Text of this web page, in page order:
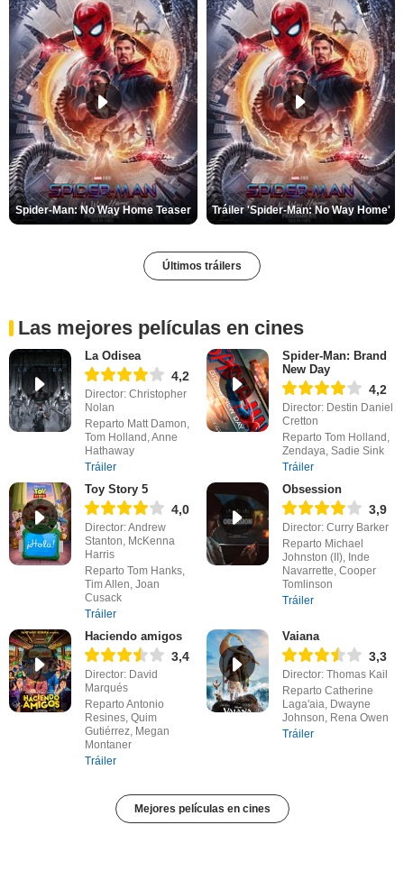
Spider-Man: No Way Home Teaser Tráiler 'Spider-Man: No Way Home'
Últimos tráilers
Las mejores películas en cines
La Odisea
4,2
Director: Christopher
Nolan
Reparto Matt Damon,
Tom Holland, Anne
Hathaway
Tráiler
Spider-Man: Brand
New Day
4,2
Director: Destin Daniel
Cretton
Reparto Tom Holland,
Zendaya, Sadie Sink
Tráiler
Toy Story 5
4,0
Director: Andrew
Stanton, McKenna
Harris
Reparto Tom Hanks,
Tim Allen, Joan
Cusack
Tráiler
Obsession
3,9
Director: Curry Barker
Reparto Michael
Johnston (II), Inde
Navarrette, Cooper
Tomlinson
Tráiler
Haciendo amigos
3,4
Director: David
Marqués
Reparto Antonio
Resines, Quim
Gutiérrez, Megan
Montaner
Tráiler
Vaiana
3,3
Director: Thomas Kail
Reparto Catherine
Laga'aia, Dwayne
Johnson, Rena Owen
Tráiler
Mejores películas en cines